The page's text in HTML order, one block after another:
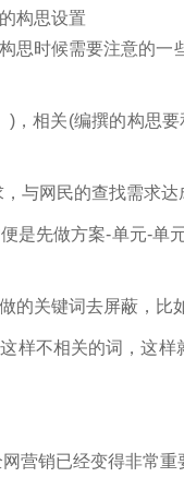
构思设置
思时候需要注意的
)，相关(编撰的构思
与网民的查找需求达
是先做方案-单元-单
的关键词去屏蔽，比
样不相关的词，这
网营销已经变得非常